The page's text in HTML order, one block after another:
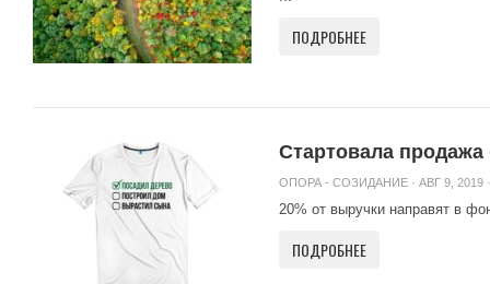
ПОДРОБНЕЕ
Стартовала
ОПОРА - СОЗИДАНИЕ · АВГ 9, 2019 ·
20% от выручки направят в
ПОДРОБНЕЕ